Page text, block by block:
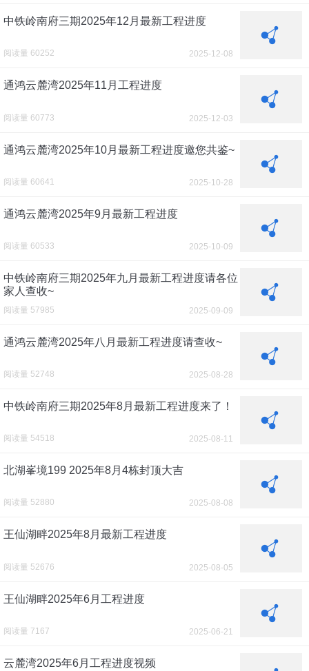
中铁岭南府三期2025年12月最新工程进度
2025-12-08
阅读量 60252
通鸿云麓湾2025年11月工程进度
2025-12-03
阅读量 60773
通鸿云麓湾2025年10月最新工程进度邀您共鉴~
2025-10-28
阅读量 60641
通鸿云麓湾2025年9月最新工程进度
2025-10-09
阅读量 60533
中铁岭南府三期2025年九月最新工程进度请各位
家人查收~
2025-09-09
阅读量 57985
通鸿云麓湾2025年八月最新工程进度请查收~
2025-08-28
阅读量 52748
中铁岭南府三期2025年8月最新工程进度来了！
2025-08-11
阅读量 54518
北湖峯境199 2025年8月4栋封顶大吉
2025-08-08
阅读量 52880
王仙湖畔2025年8月最新工程进度
2025-08-05
阅读量 52676
王仙湖畔2025年6月工程进度
2025-06-21
阅读量 7167
云麓湾2025年6月工程进度视频